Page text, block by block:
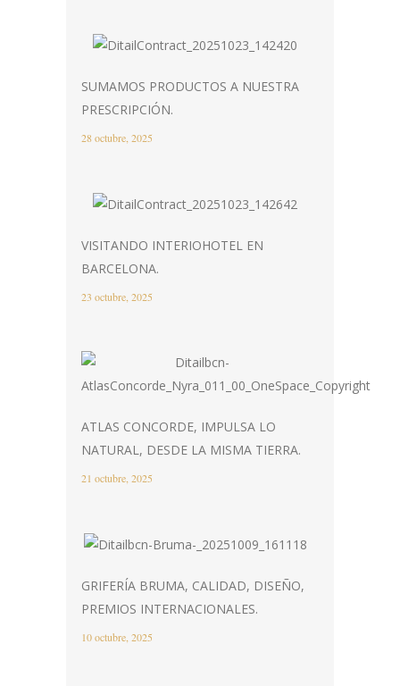
SUMAMOS PRODUCTOS A NUESTRA
PRESCRIPCIÓN.
28 octubre, 2025
VISITANDO INTERIOHOTEL EN
BARCELONA.
23 octubre, 2025
ATLAS CONCORDE, IMPULSA LO
NATURAL, DESDE LA MISMA TIERRA.
21 octubre, 2025
GRIFERÍA BRUMA, CALIDAD, DISEÑO,
PREMIOS INTERNACIONALES.
10 octubre, 2025